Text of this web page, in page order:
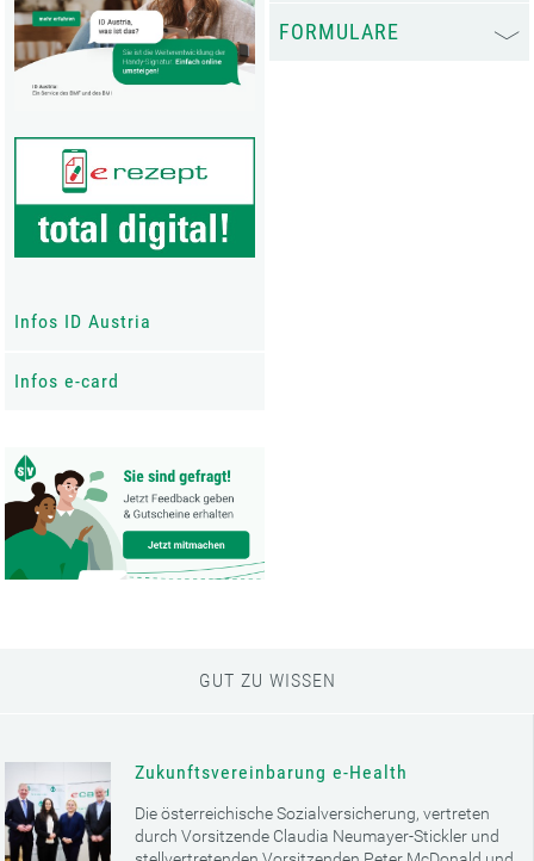
Infos ID Austria
Infos e-card
FORMULARE
GUT ZU WISSEN
Zukunftsvereinbarung e-Health
Die österreichische Sozialversicherung, vertreten
durch Vorsitzende Claudia Neumayer-Stickler und